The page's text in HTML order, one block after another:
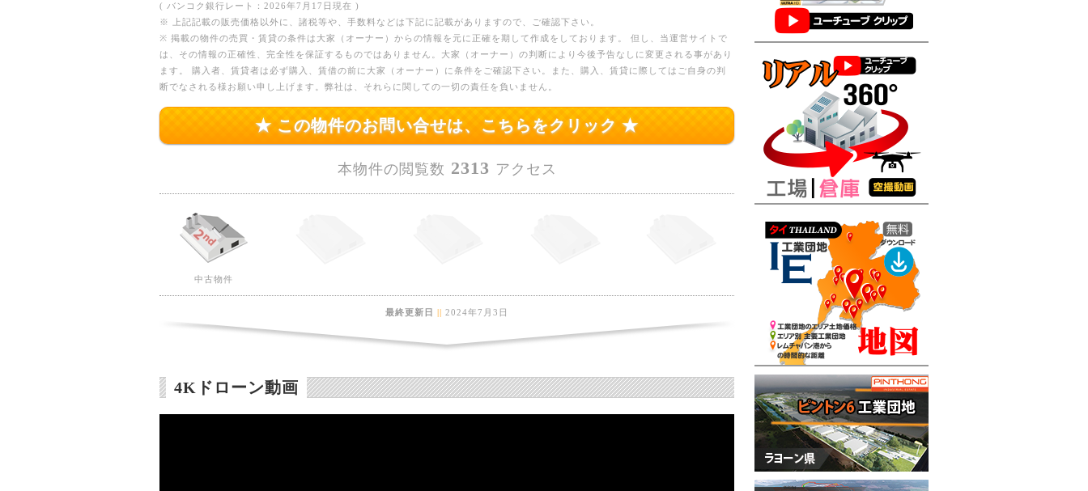
( バンコク銀行レート：2026年7月17日現在 )
※ 上記記載の販売価格以外に、諸税等や、手数料などは下記に記載がありますので、ご確認下さい。
※ 掲載の物件の売買・賃貸の条件は大家（オーナー）からの情報を元に正確を期して作成をしております。 但し、当運営サイトで
は、その情報の正確性、完全性を保証するものではありません。大家（オーナー）の判断により今後予告なしに変更される事があり
ます。 購入者、賃貸者は必ず購入、賃借の前に大家（オーナー）に条件をご確認下さい。また、購入、賃貸に際してはご自身の判
断でなされる様お願い申し上げます。弊社は、それらに関しての一切の責任を負いません。
★ この物件のお問い合せは、こちらをクリック ★
本物件の閲覧数 2313 アクセス
中古物件
最終更新日 || 2024年7月3日
4Kドローン動画